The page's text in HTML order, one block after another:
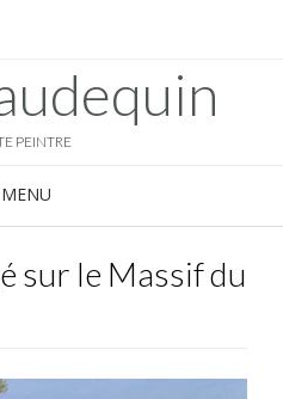
PEINTRE
MENU
sur le Massif du